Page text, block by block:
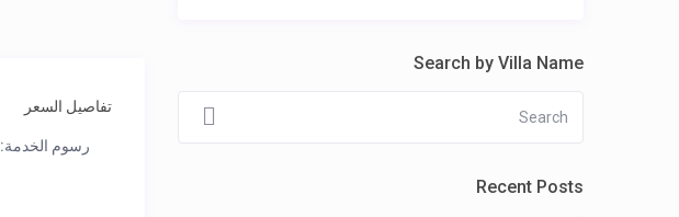
تفاصيل السعر
رسوم الخدمة:
Search by Villa Name
Recent Posts